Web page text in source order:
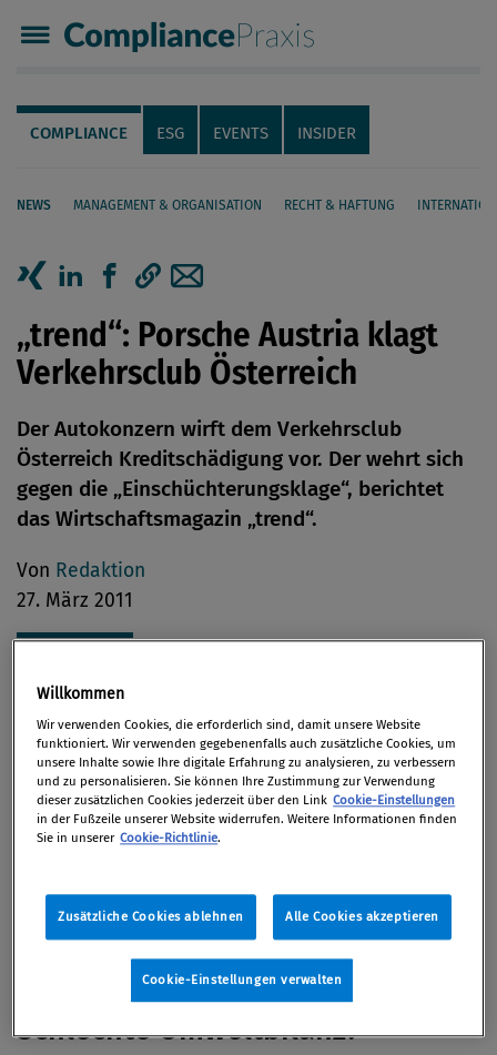
Compliance Praxis
Servicenavigation
Navigation
COMPLIANCE ESG EVENTS INSIDER
NEWS MANAGEMENT & ORGANISATION RECHT & HAFTUNG
Seiteninhalt
Artikel auf linkedIn teilen
Artikel auf Facebook teilen
Artikellink kopieren
Artikel per Mail teilen
„trend“: Porsche Austria klagt
Verkehrsclub Österreich
Der Autokonzern wirft dem Verkehrsclub
Österreich Kreditschädigung vor. Der wehrt sich
gegen die „Einschüchterungsklage“, berichtet
das Wirtschaftsmagazin „trend“.
Von Redaktion
27. März 2011
(VCÖ) auf unlauteren Wettbewerb,
wettbewerbsschädigendes Verhalten und falsche
Tatsachenbehauptung, berichtet das
Wirtschaftsmagazin „trend“ in seiner Ausgabe vom
beim Klimaschutz im EU-Vergleich nur im
Mittelfeld“.
Schlechte Umweltbilanz?
Willkommen
Wir verwenden Cookies, die erforderlich sind, damit unsere Website
funktioniert. Wir verwenden gegebenenfalls auch zusätzliche Cookies, um
unsere Inhalte sowie Ihre digitale Erfahrung zu analysieren, zu verbessern
und zu personalisieren. Sie können Ihre Zustimmung zur Verwendung
dieser zusätzlichen Cookies jederzeit über den Link Cookie-Einstellungen
in der Fußzeile unserer Website widerrufen. Weitere Informationen finden
Sie in unserer Cookie-Richtlinie.
Zusätzliche Cookies ablehnen Alle Cookies akzeptieren
Cookie-Einstellungen verwalten